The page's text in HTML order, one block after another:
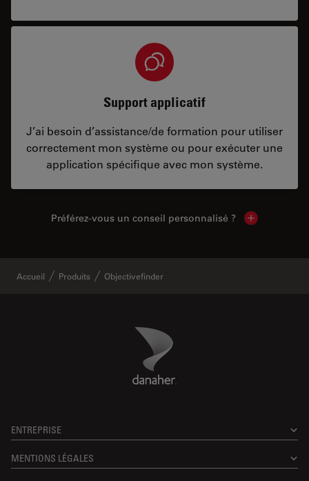
Support applicatif
J’ai besoin d’assistance/de formation pour utiliser
correctement mon système ou pour exécuter une
application spécifique avec mon système.
Préférez-vous un conseil personnalisé ? Show local
Accueil Produits Objectivefinder
Danaher Logo
ENTREPRISE
MENTIONS LÉGALES